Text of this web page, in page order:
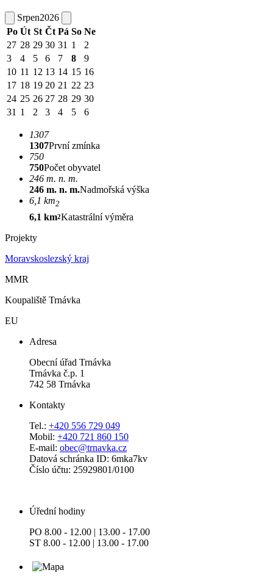
Srpen2026
Po Út St Čt Pá So Ne
27 28 29 30 31 1
2
3
4 5 6 7 8
9
10 11 12 13 14 15 16
17 18 19 20 21 22 23
24 25 26 27 28 29 30
31 1 2 3 4 5 6
1307
1307První zmínka
750
750Počet obyvatel
246 m. n. m.
246 m. n. m.Nadmořská výška
6,1 km2
6,1 km2Katastrální výměra
Projekty
Moravskoslezský kraj
MMR
Koupaliště Trnávka
EU
Adresa
Obecní úřad Trnávka
Trnávka č.p. 1
742 58 Trnávka
Kontakty
Tel.: +420 556 729 049
Mobil: +420 721 860 150
E-mail: obec@trnavka.cz
Datová schránka ID: 6mka7kv
Číslo účtu: 25929801/0100
Úřední hodiny
PO 8.00 - 12.00 | 13.00 - 17.00
ST 8.00 - 12.00 | 13.00 - 17.00